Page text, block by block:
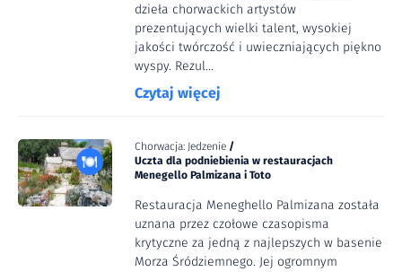
dzieła chorwackich artystów
prezentujących wielki talent, wysokiej
jakości twórczość i uwieczniających piękno
wyspy. Rezul...
Czytaj więcej
Chorwacja: Jedzenie /
Uczta dla podniebienia w restauracjach
Menegello Palmizana i Toto
Restauracja Meneghello Palmizana została
uznana przez czołowe czasopisma
krytyczne za jedną z najlepszych w basenie
Morza Śródziemnego. Jej ogromnym